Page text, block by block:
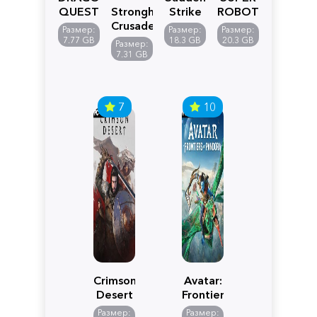
QUEST
VII
Reimagined
Размер:
7.77 GB
Stronghold
Crusader:
Definitive
Edition
Размер:
7.31 GB
Strike
5
Размер:
18.3 GB
ROBOT
WARS
Y
Размер:
20.3 GB
7
Crimson
Desert
Размер:
10
Avatar:
Frontiers
of
Размер: